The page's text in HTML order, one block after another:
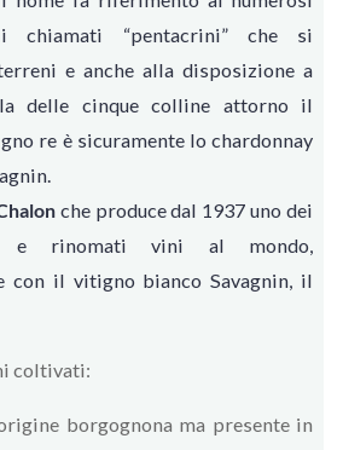
chiamati “pentacrini” che si
e anche alla disposizione a
delle cinque colline attorno il
re è sicuramente lo chardonnay
che produce dal 1937 uno dei
e rinomati vini al mondo,
con il vitigno bianco Savagnin, il
coltivati:
borgognona ma presente in